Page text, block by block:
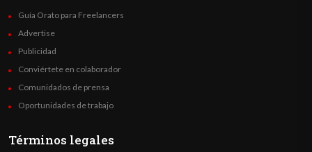
Guía Orato para Freelancers
Advertise
Publicidad
Conviértete en colaborador
Comunidados de prensa
Oportunidades de trabajo
Términos legales